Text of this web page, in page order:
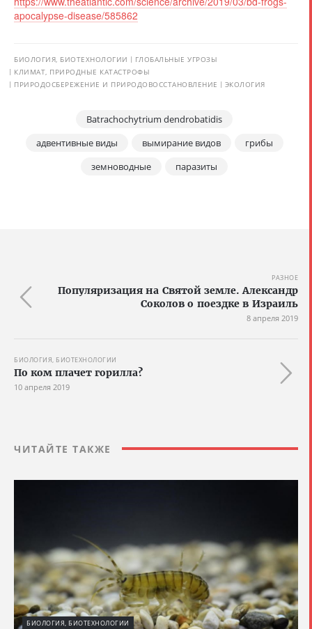
apocalypse-disease/585862
БИОЛОГИЯ, БИОТЕХНОЛОГИИ
ГЛОБАЛЬНЫЕ УГРОЗЫ
КЛИМАТ, ПРИРОДНЫЕ КАТАСТРОФЫ
ПРИРОДОСБЕРЕЖЕНИЕ И ПРИРОДОВОССТАНОВЛЕНИЕ
ЭКОЛОГИЯ
Batrachochytrium dendrobatidis
адвентивные виды
вымирание видов
грибы
земноводные
паразиты
РАЗНОЕ
Популяризация на Святой земле. Александр
Соколов о поездке в Израиль
8 апреля 2019
БИОЛОГИЯ, БИОТЕХНОЛОГИИ
По ком плачет горилла?
10 апреля 2019
ЧИТАЙТЕ ТАКЖЕ
БИОЛОГИЯ, БИОТЕХНОЛОГИИ